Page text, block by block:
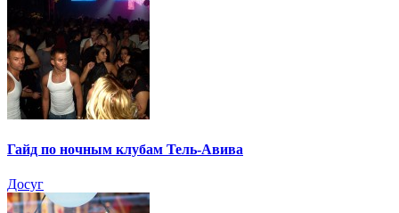
Гайд по ночным клубам Тель-Авива
Досуг